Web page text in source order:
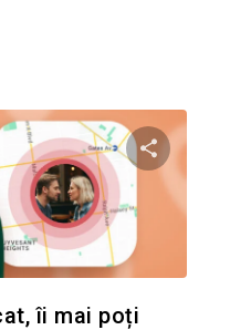
Condividi
îi mai poți